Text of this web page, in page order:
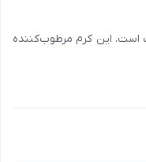
پوست‌های خشک مناسب است. این کرم مرطوب‌کننده